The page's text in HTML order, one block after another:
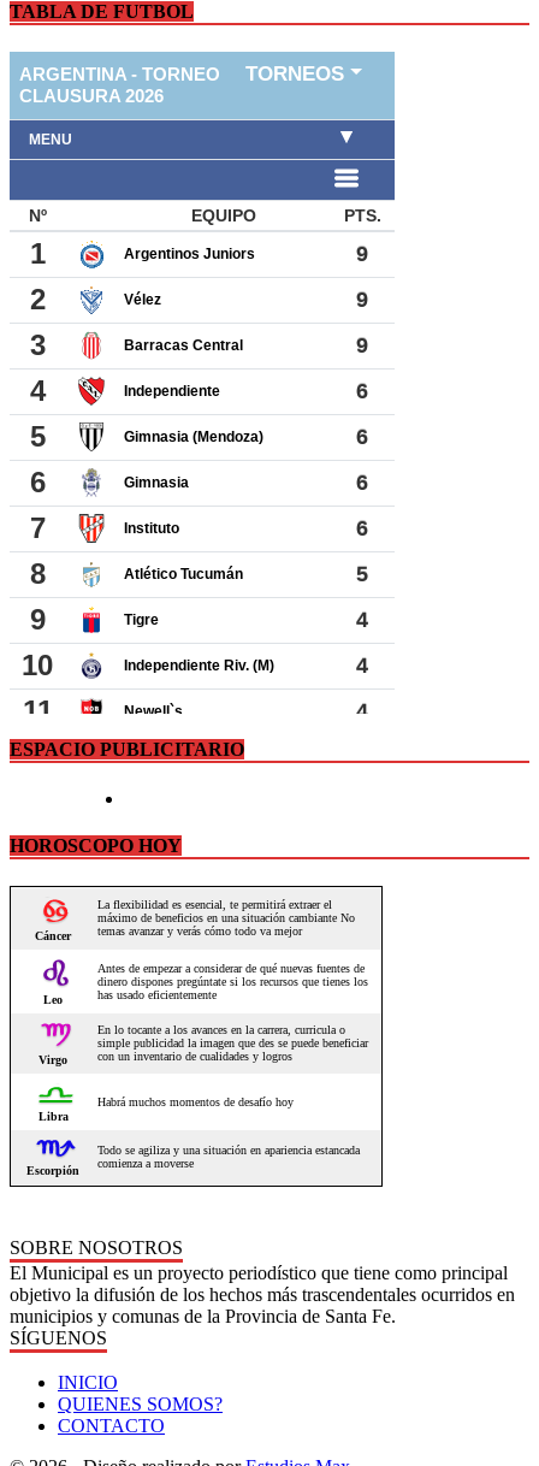
TABLA DE FUTBOL
ESPACIO PUBLICITARIO
HOROSCOPO HOY
SOBRE NOSOTROS
El Municipal es un proyecto periodístico que tiene como principal
objetivo la difusión de los hechos más trascendentales ocurridos en
municipios y comunas de la Provincia de Santa Fe.
SÍGUENOS
INICIO
QUIENES SOMOS?
CONTACTO